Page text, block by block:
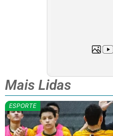
Mais Lidas
ESPORTE